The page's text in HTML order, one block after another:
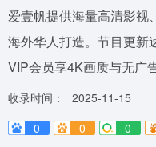
爱壹帆提供海量高清影视
海外华人打造。节目更新
VIP会员享4K画质与无广
收录时间：
2025-11-15
0
0 0